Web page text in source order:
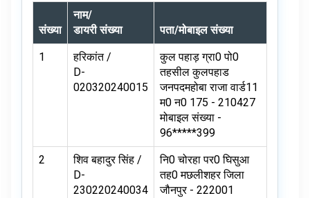
संख्या
नाम/
डायरी संख्या
पता/मोबाइल संख्या
1
हरिकांत /
D-
020320240015
कुल पहाड़ ग्रा0 पो0
तहसील कुलपहाड
जनपदमहोबा राजा वार्ड11
म0 न0 175 - 210427
मोबाइल संख्या -
96*****399
2
शिव बहादुर सिंह /
D-
230220240034
नि0 चोरहा पर0 घिसुआ
तह0 मछलीशहर जिला
जौनपुर - 222001